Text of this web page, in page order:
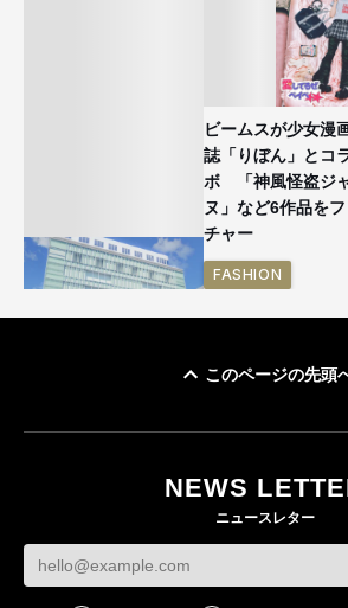
ビームスが少女漫
誌「りぼん」とコ
ボ 「神風怪盗ジ
ヌ」など6作品を
チャー
FASHION
このページの先頭
NEWS
ニュースレター